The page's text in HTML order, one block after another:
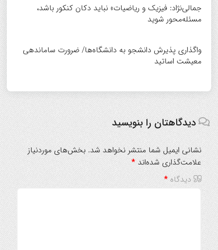
جمالی‌نژاد: فیزیک و ریاضیات» نباید دکان کنکور باشد،
مسئله‌محور شوید
واگذاری پذیرش دانشجو به دانشگاه‌ها/ ضرورت ساماندهی
معیشت اساتید
دیدگاهتان را بنویسید
نشانی ایمیل شما منتشر نخواهد شد. بخش‌های موردنیاز
علامت‌گذاری شده‌اند*
دیدگاه*